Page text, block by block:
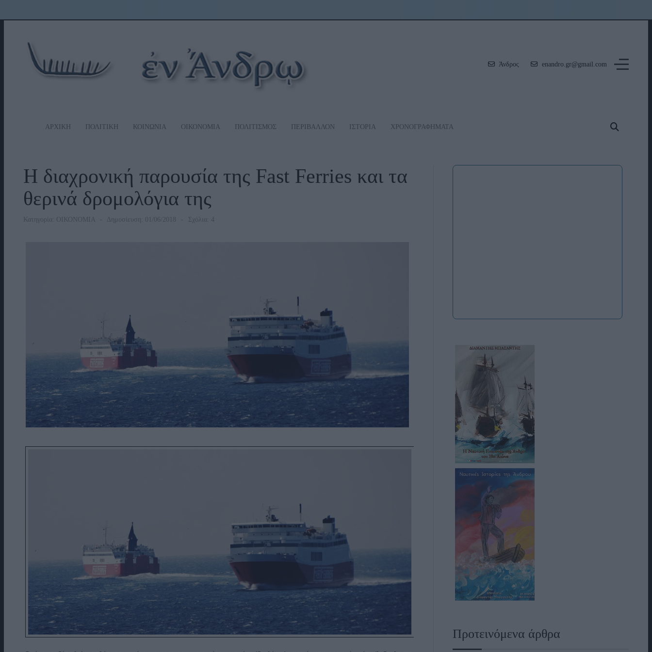
Άνδρος enandro.gr@gmail.com
ΑΡΧΙΚΗ ΠΟΛΙΤΙΚΗ ΚΟΙΝΩΝΙΑ ΟΙΚΟΝΟΜΙΑ ΠΟΛΙΤΙΣΜΟΣ ΠΕΡΙΒΑΛΛΟΝ ΙΣΤΟΡΙΑ ΧΡΟΝΟΓΡΑΦΗΜΑΤΑ
Η διαχρονική παρουσία της Fast Ferries και τα
θερινά δρομολόγια της
Κατηγορία: ΟΙΚΟΝΟΜΙΑ Δημοσίευση: 01/06/2018 Σχόλια: 4
Προτεινόμενα άρθρα